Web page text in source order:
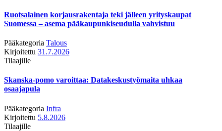
Ruotsalainen korjausrakentaja teki jälleen yrityskaupat
Suomessa – asema pääkaupunkiseudulla vahvistuu
Pääkategoria Talous
Kirjoitettu 31.7.2026
Tilaajille
Skanska-pomo varoittaa: Datakeskustyömaita uhkaa
osaajapula
Pääkategoria Infra
Kirjoitettu 5.8.2026
Tilaajille